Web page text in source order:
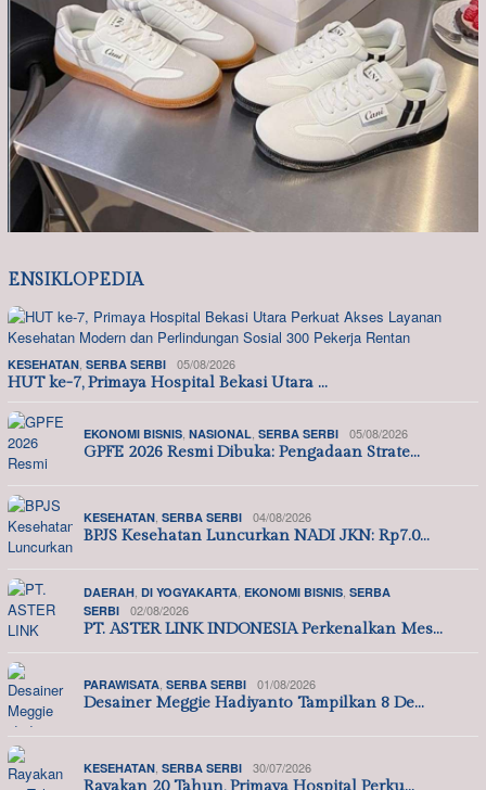
ENSIKLOPEDIA
KESEHATAN, SERBA SERBI 05/08/2026
HUT ke-7, Primaya Hospital Bekasi Utara …
EKONOMI BISNIS, NASIONAL, SERBA SERBI 05/08/2026
GPFE 2026 Resmi Dibuka: Pengadaan Strate…
KESEHATAN, SERBA SERBI 04/08/2026
BPJS Kesehatan Luncurkan NADI JKN: Rp7.0…
DAERAH, DI YOGYAKARTA, EKONOMI BISNIS, SERBA
SERBI
02/08/2026
PT. ASTER LINK INDONESIA Perkenalkan Mes…
PARAWISATA, SERBA SERBI 01/08/2026
Desainer Meggie Hadiyanto Tampilkan 8 De…
KESEHATAN, SERBA SERBI 30/07/2026